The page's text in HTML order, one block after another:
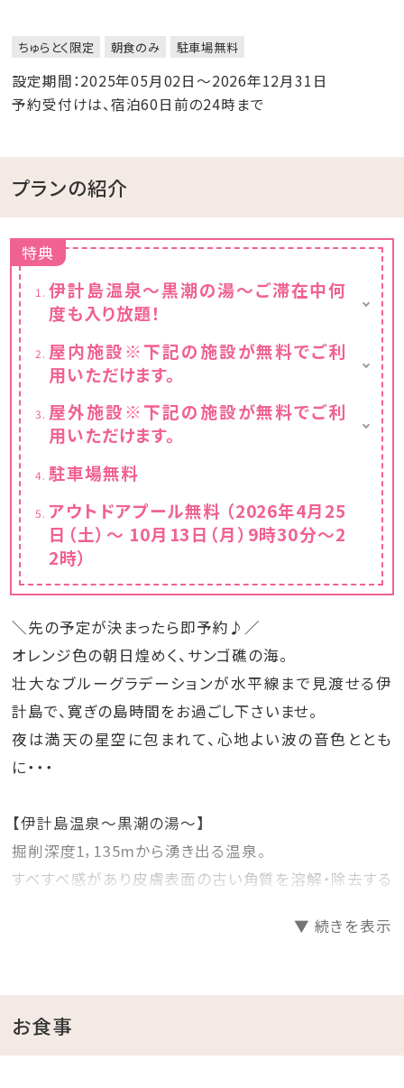
ちゅらとく限定 朝食のみ 駐車場無料
設定期間：2025年05月02日～2026年12月31日
予約受付けは、宿泊60日前の24時まで
プランの紹介
特典
伊計島温泉～黒潮の湯～ご滞在中何
度も入り放題！
※毎週水曜日はメンテナンスの為、営業時間
が異なります。
屋内施設※下記の施設が無料でご利
用いただけます。
・キッズステーション（ホテル本館1F）
屋外施設※下記の施設が無料でご利
用いただけます。
・多目的コート
駐車場無料
アウトドアプール無料 （2026年4月25
日（土）～ 10月13日（月）9時30分～2
2時）
＼先の予定が決まったら即予約♪／
オレンジ色の朝日煌めく、サンゴ礁の海。
壮大なブルーグラデーションが水平線まで見渡せる伊
計島で、寛ぎの島時間をお過ごし下さいませ。
夜は満天の星空に包まれて、心地よい波の音色ととも
に・・・
【伊計島温泉～黒潮の湯～】
掘削深度1，135mから湧き出る温泉。
すべすべ感があり皮膚表面の古い角質を溶解・除去する
の湯」の温泉です。
アトピー性皮膚炎等への効果が期待でき、炭酸泉は血
▼ 続きを表示
お食事